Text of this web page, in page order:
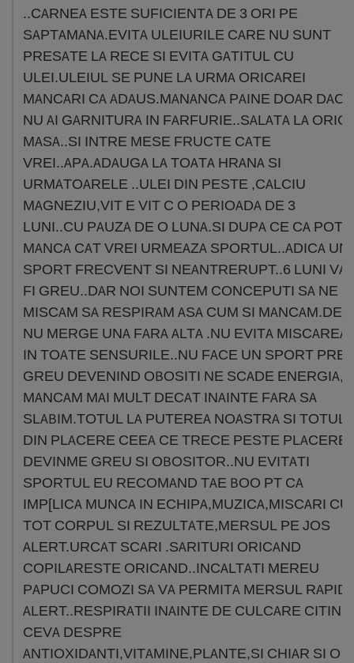
..CARNEA ESTE SUFICIENTA DE 3 ORI PE
SAPTAMANA.EVITA ULEIURILE CARE NU SUNT
PRESATE LA RECE SI EVITA GATITUL CU
ULEI.ULEIUL SE PUNE LA URMA ORICAREI
MANCARI CA ADAUS.MANANCA PAINE DOAR DACA
NU AI GARNITURA IN FARFURIE..SALATA LA
MASA..SI INTRE MESE FRUCTE CATE
VREI..APA.ADAUGA LA TOATA HRANA SI
URMATOARELE ..ULEI DIN PESTE ,CALCIU
MAGNEZIU,VIT E VIT C O PERIOADA DE 3
LUNI..CU PAUZA DE O LUNA.SI DUPA CE CA POTI
MANCA CAT VREI URMEAZA SPORTUL..ADICA UN
SPORT FRECVENT SI NEANTRERUPT..6 LUNI VA
FI GREU..DAR NOI SUNTEM CONCEPUTI SA NE
MISCAM SA RESPIRAM ASA CUM SI
NU MERGE UNA FARA ALTA .NU EVITA MISCAREA
IN TOATE SENSURILE..NU FACE UN SPORT PREA
GREU DEVENIND OBOSITI NE SCADE
MANCAM MAI MULT DECAT INAINTE FARA SA
SLABIM.TOTUL LA PUTEREA NOASTRA SI TOTUL
DIN PLACERE CEEA CE TRECE PESTE PLACERE
DEVINME GREU SI OBOSITOR..NU EVITATI
SPORTUL EU RECOMAND TAE BOO PT CA
IMP[LICA MUNCA IN ECHIPA,MUZICA,MISCARI CU
TOT CORPUL SI REZULTATE,MERSUL PE JOS
ALERT.URCAT SCARI .SARITURI ORICAND
COPILARESTE ORICAND..INCALTATI MEREU
PAPUCI COMOZI SA VA PERMITA MERSUL RAPID
ALERT..RESPIRATII INAINTE DE CULCARE CITIND
CEVA DESPRE
ANTIOXIDANTI,VITAMINE,PLANTE,SI CHIAR SI O